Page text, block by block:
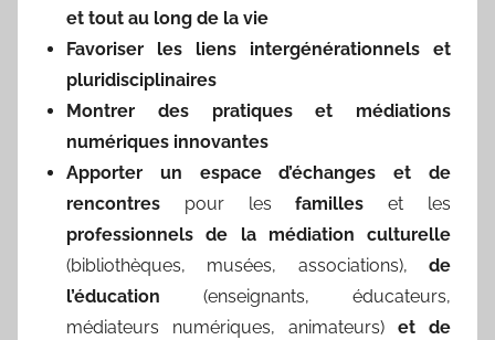
et tout au long de la vie
Favoriser les liens intergénérationnels et
pluridisciplinaires
Montrer des pratiques et médiations
numériques innovantes
Apporter un espace d’échanges et de
rencontres pour lesfamilles et les
professionnels de la médiation culturelle
(bibliothèques, musées, associations), de
l’éducation (enseignants, éducateurs,
médiateurs numériques, animateurs) et de